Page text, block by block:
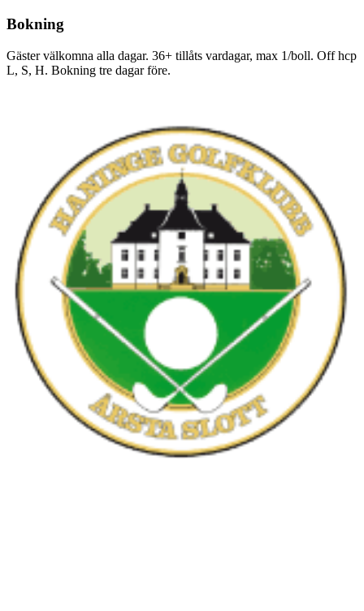
Bokning
Gäster välkomna alla dagar. 36+ tillåts vardagar, max 1/boll. Off hcp
L, S, H. Bokning tre dagar före.